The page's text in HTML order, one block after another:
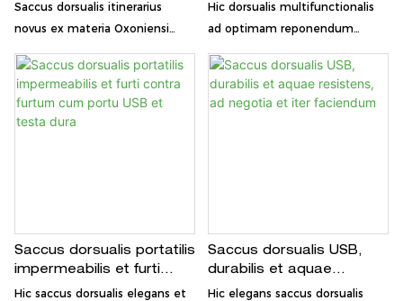
recyclatus cum
systemate compressionis
Saccus dorsualis itinerarius
novus ex materia Oxoniensi
impervia, factus est. Systemate
compressionis aeris instructus,
hic saccus dorsualis meliorem
Saccus Viatorius
Aquaticus cum Antlia
Hic dorsualis multifunctionalis
ad optimam reponendum
proprietatibus antifurti,
impletione USB, et
proprietatibus aquae
Saccus dorsualis portatilis
impermeabilis et furti
contra furtum cum portu
Hic saccus dorsualis elegans et
Saccus dorsualis USB,
durabilis et aquae
resistens, ad negotia et
Hic elegans saccus dorsualis